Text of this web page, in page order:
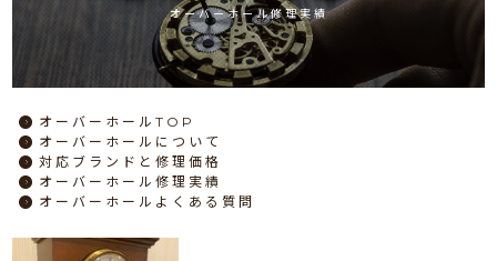
オーバーホール修理実績
オーバーホールTOP
オーバーホール について
対応ブランドと修理価格
オーバーホール修理実績
オーバーホール よくある質問